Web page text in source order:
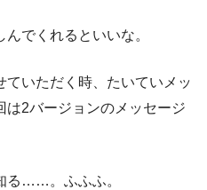
でくれるといいな。
いただく時、たいていメッ
は2バージョンのメッセージ
る……。ふふふ。